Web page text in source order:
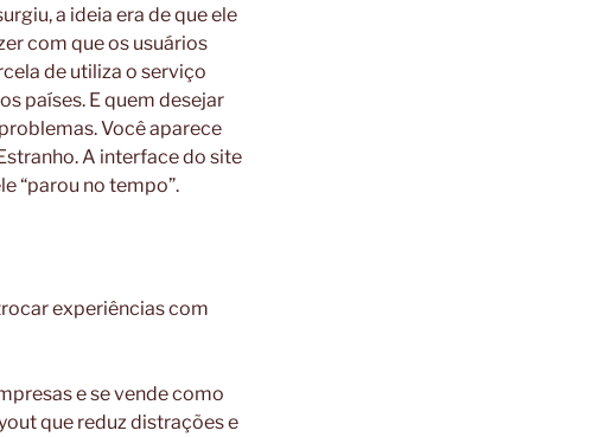
a ideia era de que ele
com que os usuários
de utiliza o serviço
países. E quem desejar
Você aparece
A interface do site
“parou no tempo”.
experiências com
e se vende como
que reduz distrações e